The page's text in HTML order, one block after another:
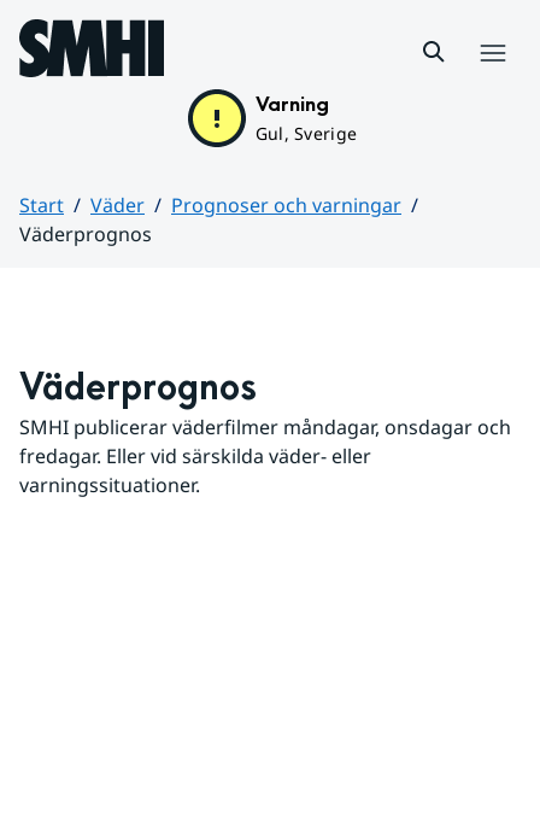
Hoppa till sidans innehåll
Varning
Gul, Sverige
Start Väder
Prognoser och varningar
Väderprognos
Väderprognos
SMHI publicerar väderfilmer måndagar, onsdagar och
fredagar. Eller vid särskilda väder- eller
varningssituationer.